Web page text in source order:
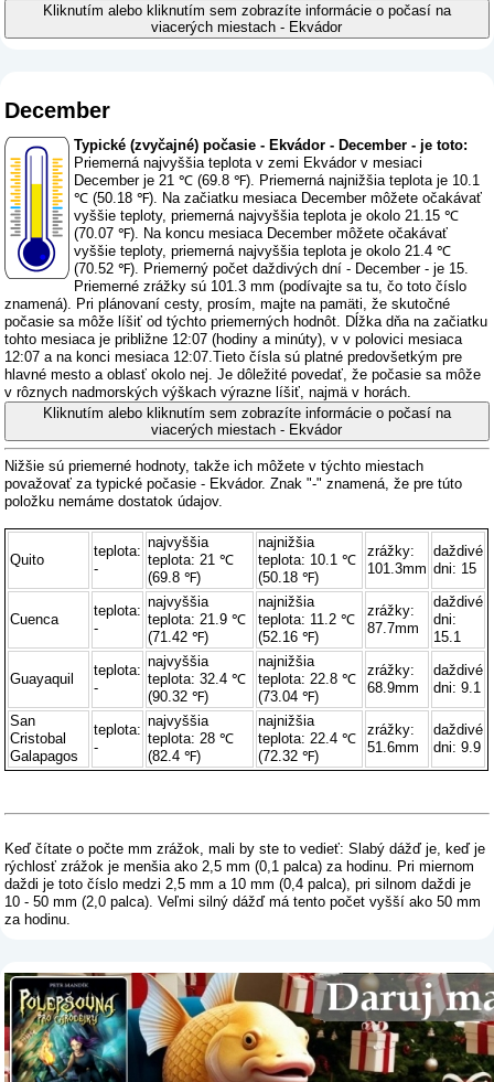
Kliknutím alebo kliknutím sem zobrazíte informácie o počasí na
viacerých miestach - Ekvádor
December
Typické (zvyčajné) počasie - Ekvádor - December - je toto:
Priemerná najvyššia teplota v zemi Ekvádor v mesiaci
December je 21 ℃ (69.8 ℉). Priemerná najnižšia teplota je 10.1
℃ (50.18 ℉). Na začiatku mesiaca December môžete očakávať
vyššie teploty, priemerná najvyššia teplota je okolo 21.15 ℃
(70.07 ℉). Na koncu mesiaca December môžete očakávať
vyššie teploty, priemerná najvyššia teplota je okolo 21.4 ℃
(70.52 ℉). Priemerný počet daždivých dní - December - je 15.
Priemerné zrážky sú 101.3 mm (podívajte sa tu, čo toto číslo
znamená). Pri plánovaní cesty, prosím, majte na pamäti, že skutočné
počasie sa môže líšiť od týchto priemerných hodnôt. Dĺžka dňa na začiatku
tohto mesiaca je približne 12:07 (hodiny a minúty), v v polovici mesiaca
12:07 a na konci mesiaca 12:07.Tieto čísla sú platné predovšetkým pre
hlavné mesto a oblasť okolo nej. Je dôležité povedať, že počasie sa môže
v rôznych nadmorských výškach výrazne líšiť, najmä v horách.
Kliknutím alebo kliknutím sem zobrazíte informácie o počasí na
viacerých miestach - Ekvádor
Nižšie sú priemerné hodnoty, takže ich môžete v týchto miestach
považovať za typické počasie - Ekvádor. Znak "-" znamená, že pre túto
položku nemáme dostatok údajov.
Quito
teplota:
-
najvyššia
teplota: 21 ℃
(69.8 ℉)
najnižšia
teplota: 10.1 ℃
(50.18 ℉)
zrážky:
101.3mm
daždivé
dni: 15
Cuenca
teplota:
-
najvyššia
teplota: 21.9 ℃
(71.42 ℉)
najnižšia
teplota: 11.2 ℃
(52.16 ℉)
zrážky:
87.7mm
daždivé
dni:
15.1
Guayaquil
teplota:
-
najvyššia
teplota: 32.4 ℃
(90.32 ℉)
najnižšia
teplota: 22.8 ℃
(73.04 ℉)
zrážky:
68.9mm
daždivé
dni: 9.1
San
Cristobal
Galapagos
teplota:
-
najvyššia
teplota: 28 ℃
(82.4 ℉)
najnižšia
teplota: 22.4 ℃
(72.32 ℉)
zrážky:
51.6mm
daždivé
dni: 9.9
Keď čítate o počte mm zrážok, mali by ste to vedieť: Slabý dážď je, keď je
rýchlosť zrážok je menšia ako 2,5 mm (0,1 palca) za hodinu. Pri miernom
daždi je toto číslo medzi 2,5 mm a 10 mm (0,4 palca), pri silnom daždi je
10 - 50 mm (2,0 palca). Veľmi silný dážď má tento počet vyšší ako 50 mm
za hodinu.